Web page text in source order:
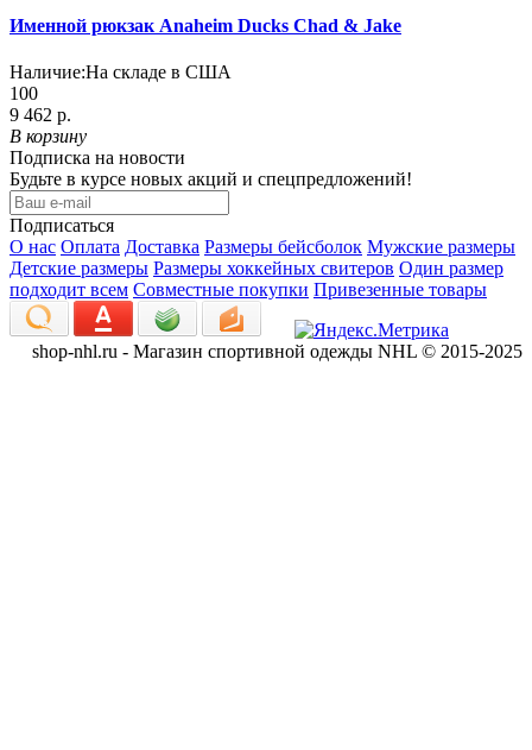
Именной рюкзак Anaheim Ducks Chad & Jake
Наличие:На складе в США
100
9 462 р.
В корзину
Подписка на новости
Будьте в курсе новых акций и спецпредложений!
Подписаться
О нас Оплата Доставка Размеры бейсболок Мужские размеры
Детские размеры Размеры хоккейных свитеров Один размер
подходит всем Совместные покупки Привезенные товары
shop-nhl.ru - Магазин спортивной одежды NHL © 2015-2025